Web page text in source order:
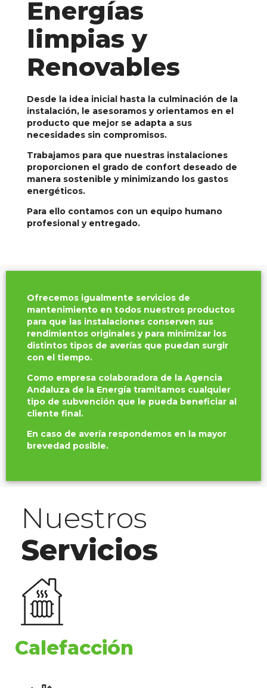
Energías
limpias y
Renovables
Desde la idea inicial hasta la culminación de la
instalación, le asesoramos y orientamos en el
producto que mejor se adapta a sus
necesidades sin compromisos.
Trabajamos para que nuestras instalaciones
proporcionen el grado de confort deseado de
manera sostenible y minimizando los gastos
energéticos.
Para ello contamos con un equipo humano
profesional y entregado.
Ofrecemos igualmente servicios de
mantenimiento en todos nuestros productos
para que las instalaciones conserven sus
rendimientos originales y para minimizar los
distintos tipos de averías que puedan surgir
con el tiempo.
Como empresa colaboradora de la Agencia
Andaluza de la Energía tramitamos cualquier
tipo de subvención que le pueda beneficiar al
cliente final.
En caso de avería respondemos en la mayor
brevedad posible.
Nuestros
Servicios
Calefacción